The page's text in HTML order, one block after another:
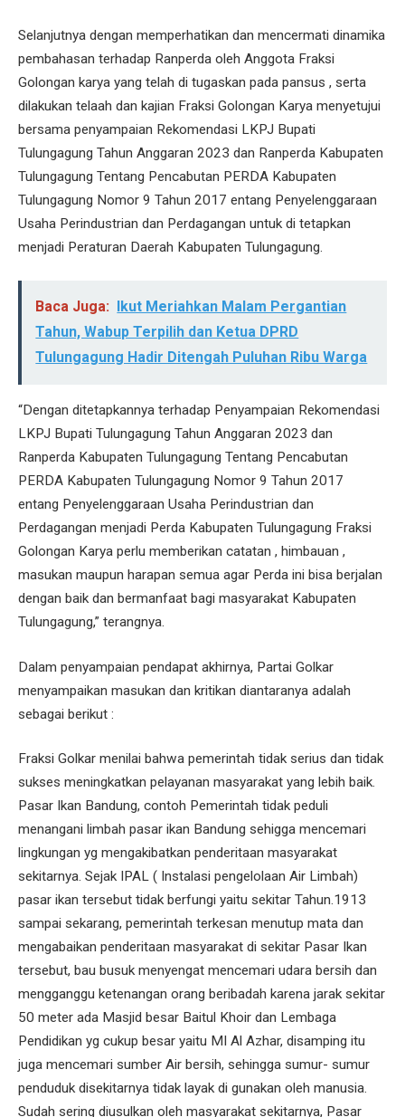
Selanjutnya dengan memperhatikan dan mencermati dinamika
pembahasan terhadap Ranperda oleh Anggota Fraksi
Golongan karya yang telah di tugaskan pada pansus , serta
dilakukan telaah dan kajian Fraksi Golongan Karya menyetujui
bersama penyampaian Rekomendasi LKPJ Bupati
Tulungagung Tahun Anggaran 2023 dan Ranperda Kabupaten
Tulungagung Tentang Pencabutan PERDA Kabupaten
Tulungagung Nomor 9 Tahun 2017 entang Penyelenggaraan
Usaha Perindustrian dan Perdagangan untuk di tetapkan
menjadi Peraturan Daerah Kabupaten Tulungagung.
Baca Juga:
Ikut Meriahkan Malam Pergantian
Tahun, Wabup Terpilih dan Ketua DPRD
Tulungagung Hadir Ditengah Puluhan Ribu Warga
“Dengan ditetapkannya terhadap Penyampaian Rekomendasi
LKPJ Bupati Tulungagung Tahun Anggaran 2023 dan
Ranperda Kabupaten Tulungagung Tentang Pencabutan
PERDA Kabupaten Tulungagung Nomor 9 Tahun 2017
entang Penyelenggaraan Usaha Perindustrian dan
Perdagangan menjadi Perda Kabupaten Tulungagung Fraksi
Golongan Karya perlu memberikan catatan , himbauan ,
masukan maupun harapan semua agar Perda ini bisa berjalan
dengan baik dan bermanfaat bagi masyarakat Kabupaten
Tulungagung,” terangnya.
Dalam penyampaian pendapat akhirnya, Partai Golkar
menyampaikan masukan dan kritikan diantaranya adalah
sebagai berikut :
Fraksi Golkar menilai bahwa pemerintah tidak serius dan tidak
sukses meningkatkan pelayanan masyarakat yang lebih baik.
Pasar Ikan Bandung, contoh Pemerintah tidak peduli
menangani limbah pasar ikan Bandung sehigga mencemari
lingkungan yg mengakibatkan penderitaan masyarakat
sekitarnya. Sejak IPAL ( Instalasi pengelolaan Air Limbah)
pasar ikan tersebut tidak berfungi yaitu sekitar Tahun.1913
sampai sekarang, pemerintah terkesan menutup mata dan
mengabaikan penderitaan masyarakat di sekitar Pasar Ikan
tersebut, bau busuk menyengat mencemari udara bersih dan
mengganggu ketenangan orang beribadah karena jarak sekitar
50 meter ada Masjid besar Baitul Khoir dan Lembaga
Pendidikan yg cukup besar yaitu MI Al Azhar, disamping itu
juga mencemari sumber Air bersih, sehingga sumur- sumur
penduduk disekitarnya tidak layak di gunakan oleh manusia.
Sudah sering diusulkan oleh masyarakat sekitarnya, Pasar